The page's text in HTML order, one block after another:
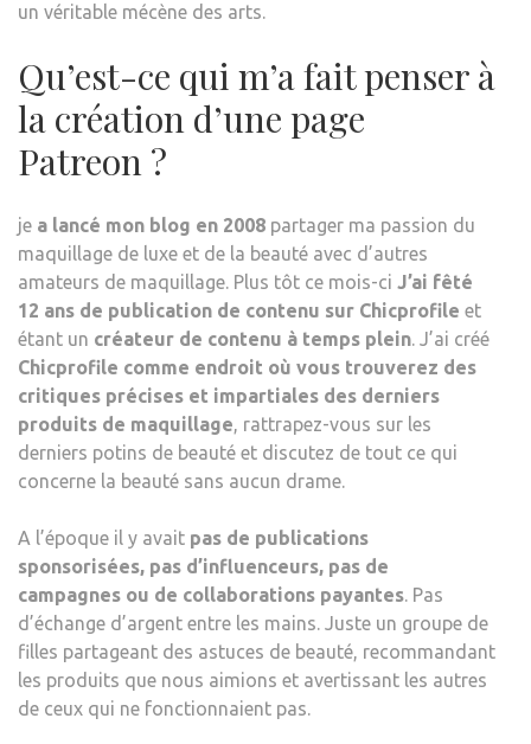
un véritable mécène des arts.
Qu’est-ce qui m’a fait penser à
la création d’une page
Patreon ?
je a lancé mon blog en 2008 partager ma passion du
maquillage de luxe et de la beauté avec d’autres
amateurs de maquillage. Plus tôt ce mois-ci J’ai fêté
12 ans de publication de contenu sur Chicprofile et
étant un créateur de contenu à temps plein. J’ai créé
Chicprofile comme endroit où vous trouverez des
critiques précises et impartiales des derniers
produits de maquillage, rattrapez-vous sur les
derniers potins de beauté et discutez de tout ce qui
concerne la beauté sans aucun drame.
A l’époque il y avait pas de publications
sponsorisées, pas d’influenceurs, pas de
campagnes ou de collaborations payantes. Pas
d’échange d’argent entre les mains. Juste un groupe de
filles partageant des astuces de beauté, recommandant
les produits que nous aimions et avertissant les autres
de ceux qui ne fonctionnaient pas.